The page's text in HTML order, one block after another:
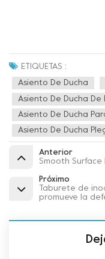
ETIQUETAS :
Asiento De Ducha
Asiento De Ducha De
Asiento De Ducha
Asiento De Ducha
Anterior
Smooth
Próximo
Taburete de
promueve la